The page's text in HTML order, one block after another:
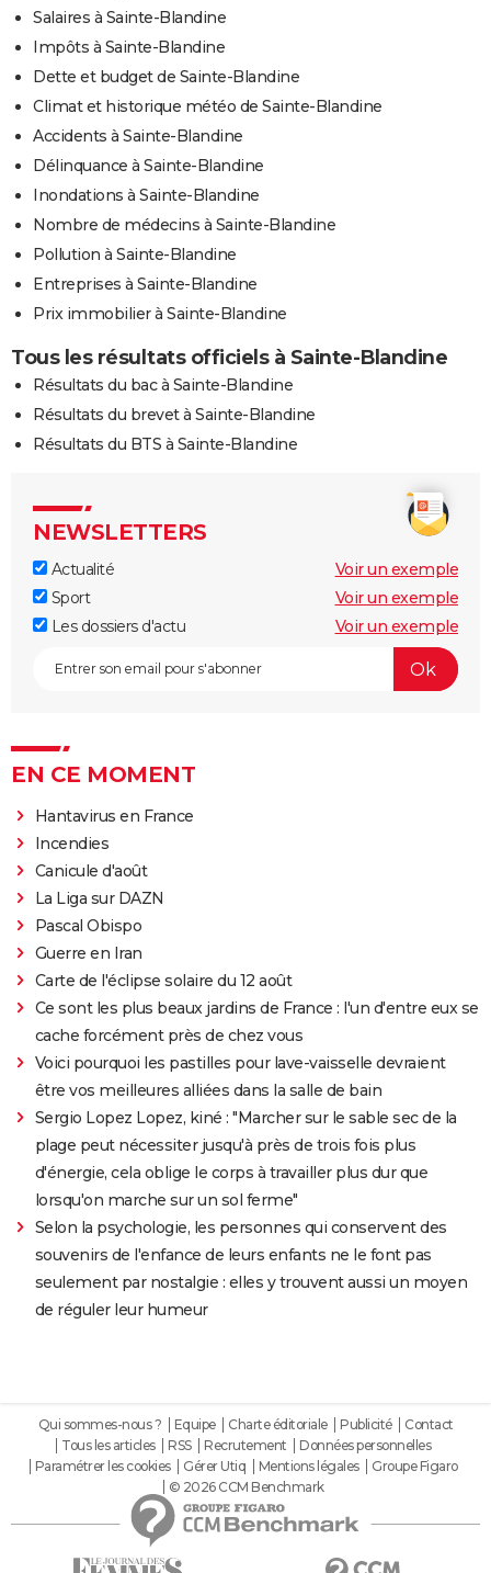
Salaires à Sainte-Blandine
Impôts à Sainte-Blandine
Dette et budget de Sainte-Blandine
Climat et historique météo de Sainte-Blandine
Accidents à Sainte-Blandine
Délinquance à Sainte-Blandine
Inondations à Sainte-Blandine
Nombre de médecins à Sainte-Blandine
Pollution à Sainte-Blandine
Entreprises à Sainte-Blandine
Prix immobilier à Sainte-Blandine
Tous les résultats officiels à Sainte-Blandine
Résultats du bac à Sainte-Blandine
Résultats du brevet à Sainte-Blandine
Résultats du BTS à Sainte-Blandine
NEWSLETTERS
Actualité
Voir un exemple
Sport
Voir un exemple
Les dossiers d'actu
Voir un exemple
EN CE MOMENT
Hantavirus en France
Incendies
Canicule d'août
La Liga sur DAZN
Pascal Obispo
Guerre en Iran
Carte de l'éclipse solaire du 12 août
Ce sont les plus beaux jardins de France : l'un d'entre eux se
cache forcément près de chez vous
Voici pourquoi les pastilles pour lave-vaisselle devraient
être vos meilleures alliées dans la salle de bain
Sergio Lopez Lopez, kiné : "Marcher sur le sable sec de la
plage peut nécessiter jusqu'à près de trois fois plus
d'énergie, cela oblige le corps à travailler plus dur que
lorsqu'on marche sur un sol ferme"
Selon la psychologie, les personnes qui conservent des
souvenirs de l'enfance de leurs enfants ne le font pas
seulement par nostalgie : elles y trouvent aussi un moyen
de réguler leur humeur
Qui sommes-nous ? Equipe Charte éditoriale Publicité
Contact
Tous les articles
RSS Recrutement
Données personnelles
Paramétrer les cookies
Gérer Utiq Mentions légales
Groupe Figaro
© 2026 CCM Benchmark